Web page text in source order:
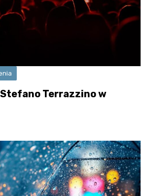
Stefano Terrazzino w